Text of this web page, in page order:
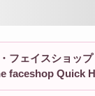
フェイスショッ
faceshop Quick
パウダー 韓国コ